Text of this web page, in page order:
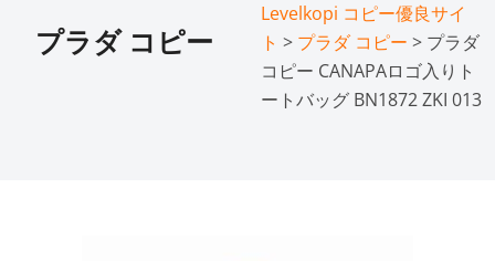
プラダ コピー
Levelkopi コピー優良サイ
ト > プラダ コピー > プラダ
コピー CANAPAロゴ入りト
ートバッグ BN1872 ZKI 013